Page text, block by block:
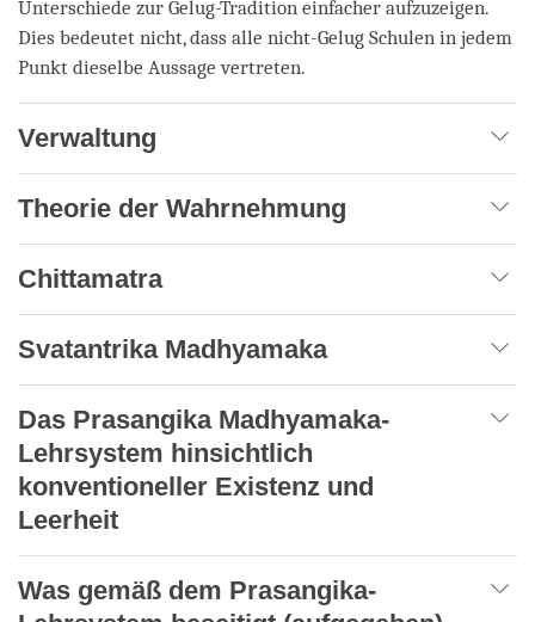
Unterschiede zur Gelug-Tradition einfacher aufzuzeigen.
Dies bedeutet nicht, dass alle nicht-Gelug Schulen in jedem
Punkt dieselbe Aussage vertreten.
Verwaltung
Theorie der Wahrnehmung
Chittamatra
Svatantrika Madhyamaka
Das Prasangika Madhyamaka-
Lehrsystem hinsichtlich
konventioneller Existenz und
Leerheit
Was gemäß dem Prasangika-